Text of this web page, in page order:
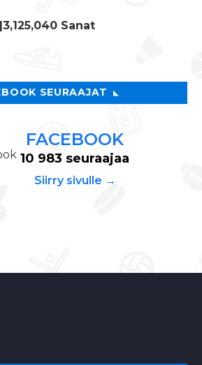
|3,125,040 Sanat
SEURAAJAT
FACEBOOK
10 983 seuraajaa
Siirry sivulle →